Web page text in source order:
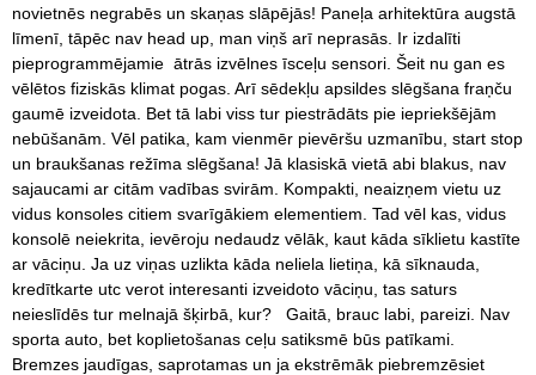
novietnēs negrabēs un skaņas slāpējās! Paneļa arhitektūra augstā
līmenī, tāpēc nav head up, man viņš arī neprasās. Ir izdalīti
pieprogrammējamie ātrās izvēlnes īsceļu sensori. Šeit nu gan es
vēlētos fiziskās klimat pogas. Arī sēdekļu apsildes slēgšana fraņču
gaumē izveidota. Bet tā labi viss tur piestrādāts pie iepriekšējām
nebūšanām. Vēl patika, kam vienmēr pievēršu uzmanību, start stop
un braukšanas režīma slēgšana! Jā klasiskā vietā abi blakus, nav
sajaucami ar citām vadības svirām. Kompakti, neaizņem vietu uz
vidus konsoles citiem svarīgākiem elementiem. Tad vēl kas, vidus
konsolē neiekrita, ievēroju nedaudz vēlāk, kaut kāda sīklietu kastīte
ar vāciņu. Ja uz viņas uzlikta kāda neliela lietiņa, kā sīknauda,
kredītkarte utc verot interesanti izveidoto vāciņu, tas saturs
neieslīdēs tur melnajā šķirbā, kur? Gaitā, brauc labi, pareizi. Nav
sporta auto, bet koplietošanas ceļu satiksmē būs patīkami.
Bremzes jaudīgas, saprotamas un ja ekstrēmāk piebremzēsiet